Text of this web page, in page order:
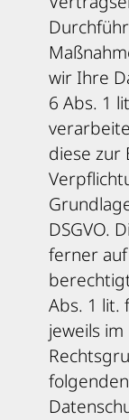
wir Ihre
6 Abs. 1
diese zur
DSGVO.
ferner
Abs. 1 lit.
jeweils